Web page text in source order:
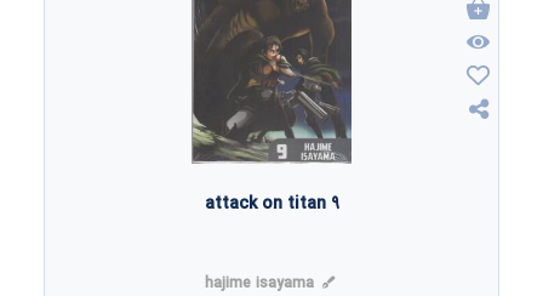
attack on titan 9
hajime isayama